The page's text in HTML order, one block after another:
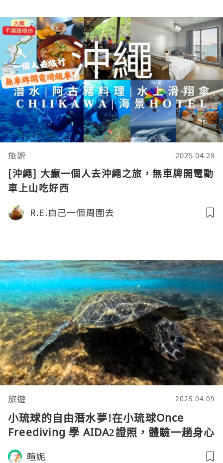
旅遊 2025.04.28
[沖繩] 大癲一個人去沖繩之旅，無車牌開電動
車上山吃好西
R.E.自己一個周圍去
旅遊 2025.04.09
小琉球的自由潛水夢!在小琉球Once
Freediving 學 AIDA2證照，體驗一趟身心
靈療癒旅程
暄妮